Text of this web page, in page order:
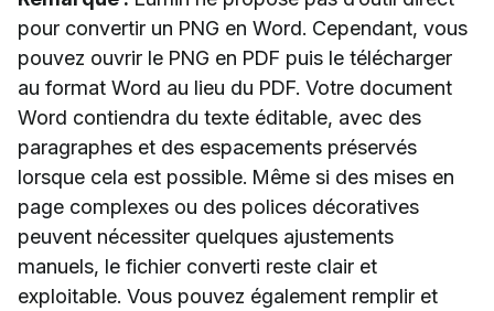
pour convertir un PNG en Word. Cependant, vous
pouvez ouvrir le PNG en PDF puis le télécharger
au format Word au lieu du PDF. Votre document
Word contiendra du texte éditable, avec des
paragraphes et des espacements préservés
lorsque cela est possible. Même si des mises en
page complexes ou des polices décoratives
peuvent nécessiter quelques ajustements
manuels, le fichier converti reste clair et
exploitable. Vous pouvez également remplir et